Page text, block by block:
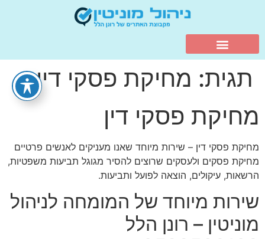
תגית: מחיקת פסקי דין
מחיקת פסקי דין
מחיקת פסקי דין – שירות מיוחד שאנו מעניקים לאנשים פרטיים
מחיקת פסקים ולעסקים שרוצים להסיר מגוגל תביעות משפטיות,
הרשאות, עיקולים, הוצאה לפועל ותביעות.
שירות מיוחד של המומחה לניהול
מוניטין – רונן הלל